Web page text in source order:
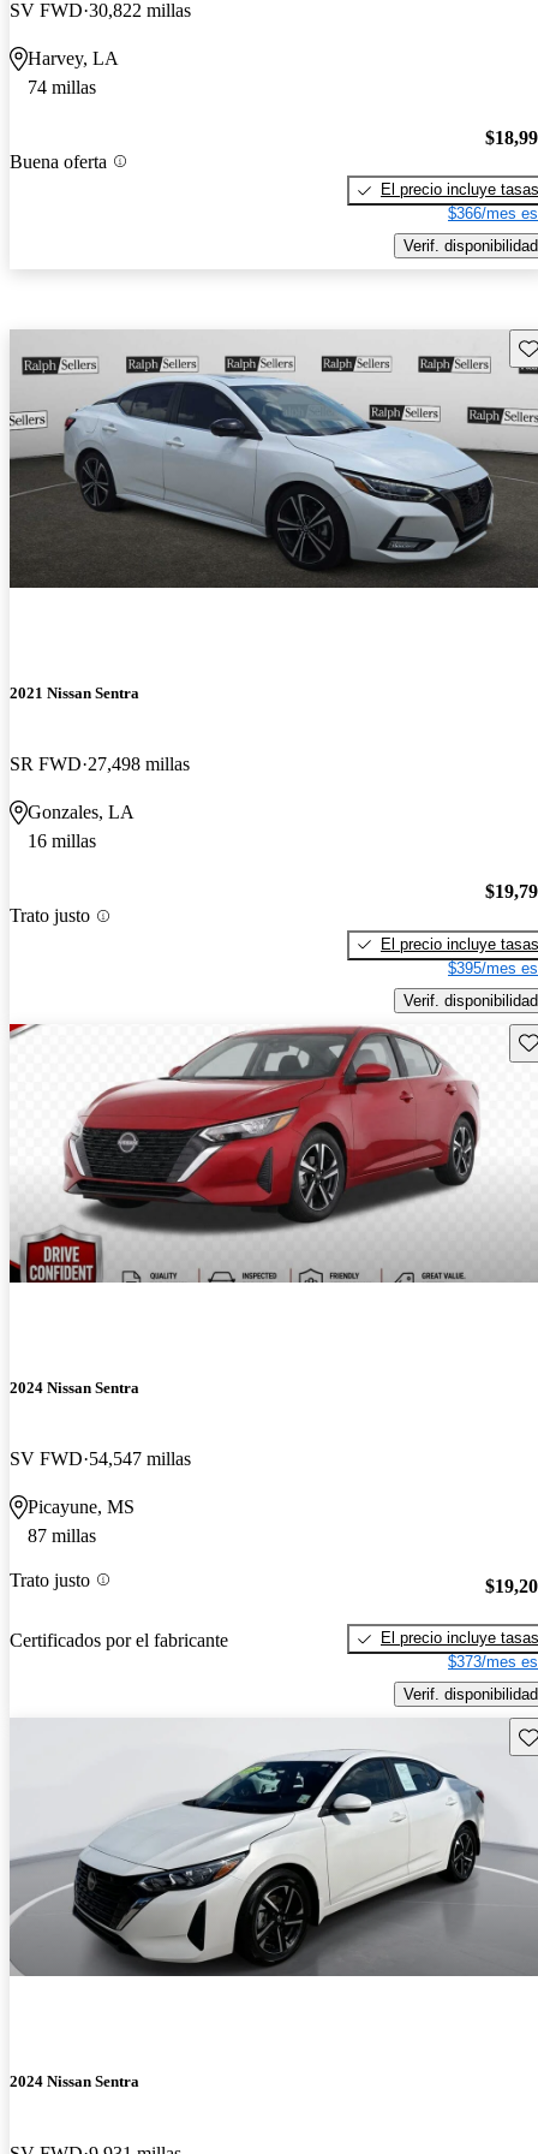
SV FWD 30,822 millas
Harvey, LA
74 millas
Buena oferta
El precio incluye tasas
$366/mes
Verif. disponibilidad
2021 Nissan Sentra
SR FWD 27,498 millas
Gonzales, LA
16 millas
Trato justo
El precio incluye tasas
$395/mes
Verif. disponibilidad
2024 Nissan Sentra
SV FWD 54,547 millas
Picayune, MS
87 millas
Trato justo
Certificados por el fabricante
El precio incluye tasas
$373/mes
Verif. disponibilidad
2024 Nissan Sentra